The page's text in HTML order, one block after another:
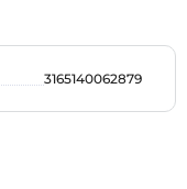
3165140062879